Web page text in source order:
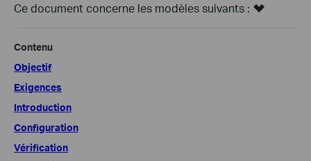
Ce document concerne les modèles suivants :
Contenu
Objectif
Exigences
Introduction
Configuration
Vérification